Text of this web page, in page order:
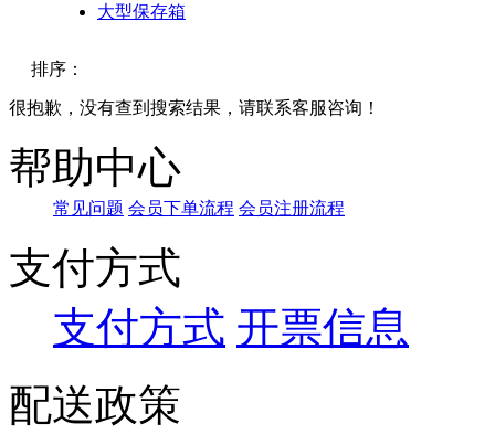
大型保存箱
排序：
价格
品牌
很抱歉，没有查到搜索结果，请联系客服咨询！
帮助中心
常见问题 会员下单流程 会员注册流程
支付方式
支付方式 开票信息
配送政策